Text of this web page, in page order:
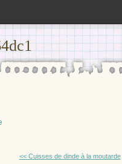
<< Cuisses de dinde à la moutarde